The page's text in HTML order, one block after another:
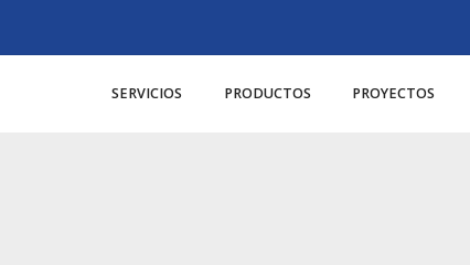
SERVICIOS PRODUCTOS PROYECTOS